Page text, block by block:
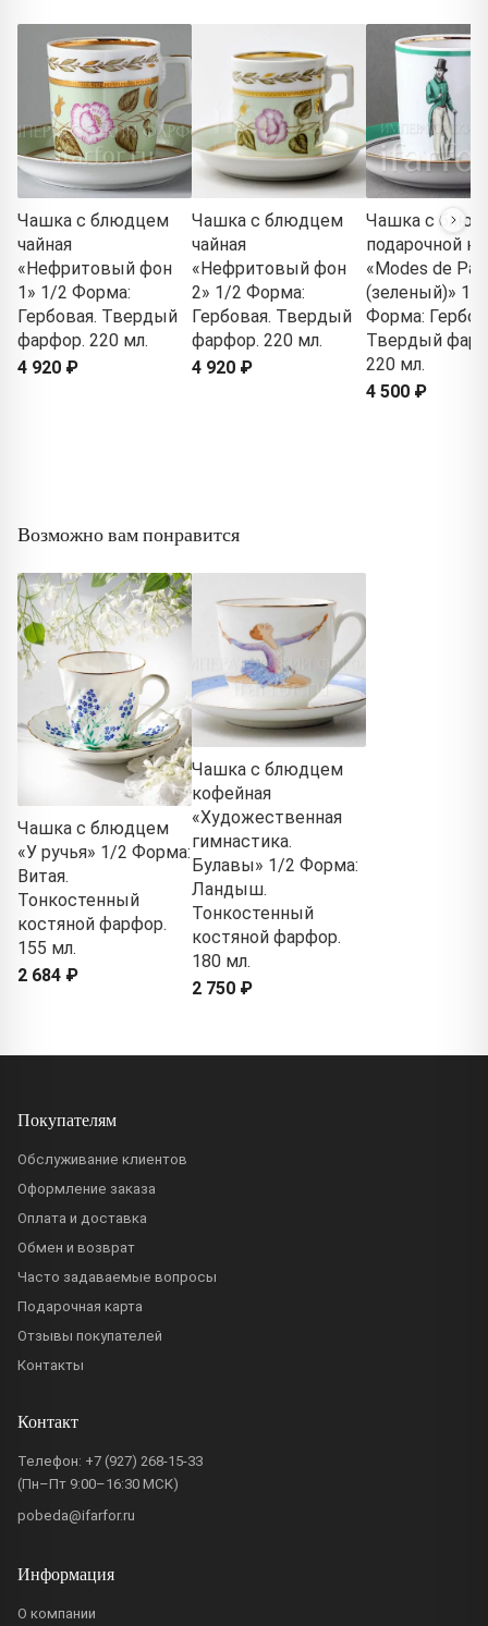
Чашка с блюдцем
чайная
«Нефритовый фон
1» 1/2 Форма:
Гербовая. Твердый
фарфор. 220 мл.
4 920 ₽
Чашка с блюдцем
чайная
«Нефритовый фон
2» 1/2 Форма:
Гербовая. Твердый
фарфор. 220 мл.
4 920 ₽
Чашка с
подарочной
«Modes de
(зеленый)» 1/2
Форма:
Твердый
220 мл.
4 500 ₽
Возможно вам понравится
Чашка с блюдцем
«У ручья» 1/2 Форма:
Витая.
Тонкостенный
костяной фарфор.
155 мл.
2 684 ₽
Чашка с блюдцем
кофейная
«Художественная
гимнастика.
Булавы» 1/2 Форма:
Ландыш.
Тонкостенный
костяной фарфор.
180 мл.
2 750 ₽
Покупателям
Обслуживание клиентов
Оформление заказа
Оплата и доставка
Обмен и возврат
Часто задаваемые вопросы
Подарочная карта
Отзывы покупателей
Контакты
Контакт
Телефон: +7 (927) 268-15-33
(Пн–Пт 9:00–16:30 МСК)
pobeda@ifarfor.ru
Информация
О компании